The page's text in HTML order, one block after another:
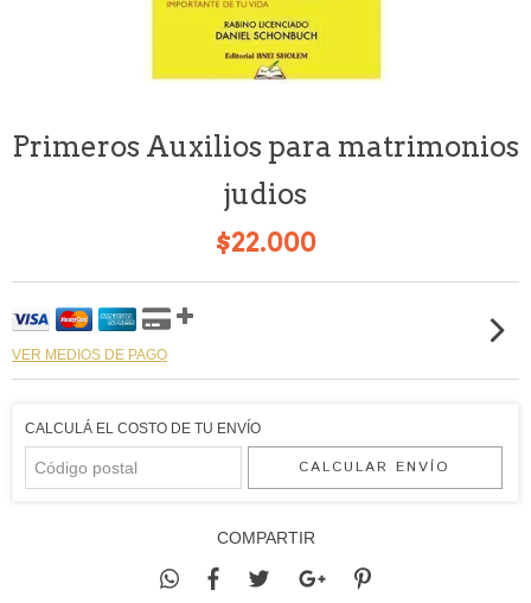
Primeros Auxilios para matrimonios
judios
$22.000
VER MEDIOS DE PAGO
CALCULÁ EL COSTO DE TU ENVÍO
CALCULAR ENVÍO
COMPARTIR